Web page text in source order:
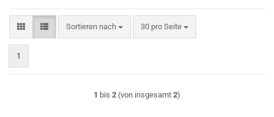
Sortieren nach
Sortieren nach 30 pro Seite
pro Seite
1
1 bis 2 (von insgesamt 2)